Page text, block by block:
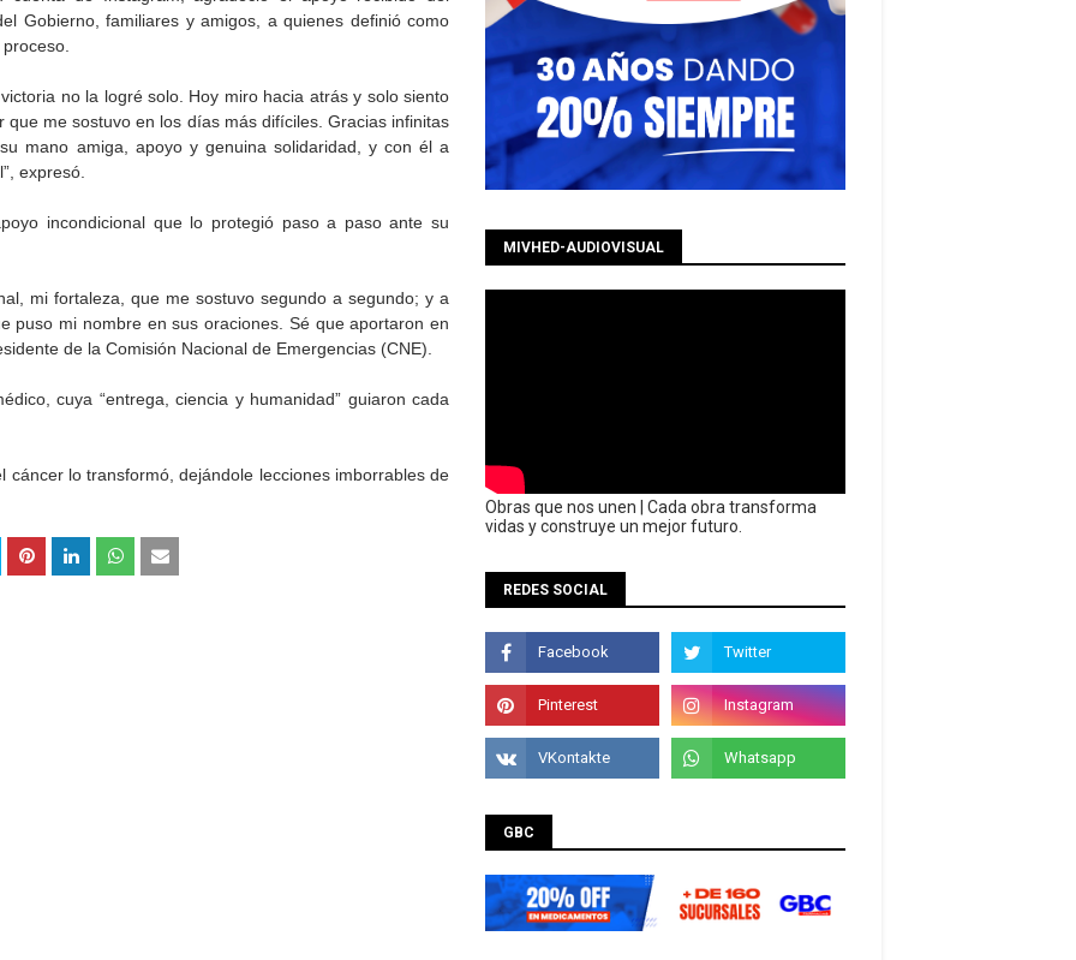
Gobierno, familiares y amigos, a quienes definió como
victoria no la logré solo. Hoy miro hacia atrás y solo siento
me sostuvo en los días más difíciles. Gracias infinitas
mano amiga, apoyo y genuina solidaridad, y con él a
expresó.
incondicional que lo protegió paso a paso ante su
mi fortaleza, que me sostuvo segundo a segundo; y a
puso mi nombre en sus oraciones. Sé que aportaron en
de la Comisión Nacional de Emergencias (CNE).
cuya “entrega, ciencia y humanidad” guiaron cada
cáncer lo transformó, dejándole lecciones imborrables de
MIVHED-AUDIOVISUAL
Obras que nos unen | Cada obra transforma
vidas y construye un mejor futuro.
REDES SOCIAL
GBC